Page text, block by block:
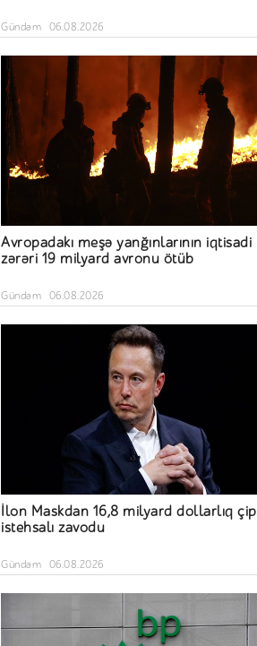
Gündəm 06.08.2026
Avropadakı meşə yanğınlarının iqtisadi
zərəri 19 milyard avronu ötüb
Gündəm 06.08.2026
İlon Maskdan 16,8 milyard dollarlıq çip
istehsalı zavodu
Gündəm 06.08.2026